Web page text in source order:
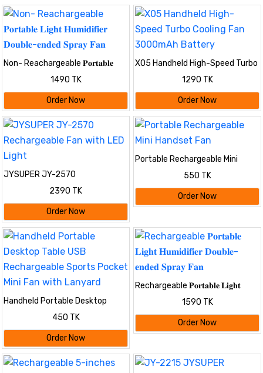
Non- Reachargeable 𝐏𝐨𝐫𝐭𝐚𝐛𝐥𝐞
𝐋𝐢𝐠𝐡𝐭 𝐇𝐮𝐦𝐢𝐝𝐢𝐟𝐢𝐞𝐫 𝐃𝐨𝐮𝐛𝐥𝐞-𝐞𝐧𝐝𝐞𝐝
1490 TK
Order Now
X05 Handheld High-Speed Turbo
Cooling Fan 3000mAh Battery
1290 TK
Order Now
JYSUPER JY-2570
Rechargeable Fan with LED Light
2390 TK
Order Now
Portable Rechargeable Mini
550 TK
Order Now
Handheld Portable Desktop
Table USB Rechargeable Sports
Pocket Mini Fan with Lanyard
450 TK
Order Now
Rechargeable 𝐏𝐨𝐫𝐭𝐚𝐛𝐥𝐞 𝐋𝐢𝐠𝐡𝐭
𝐇𝐮𝐦𝐢𝐝𝐢𝐟𝐢𝐞𝐫 𝐃𝐨𝐮𝐛𝐥𝐞-𝐞𝐧𝐝𝐞𝐝 𝐒𝐩𝐫𝐚𝐲
1590 TK
Order Now